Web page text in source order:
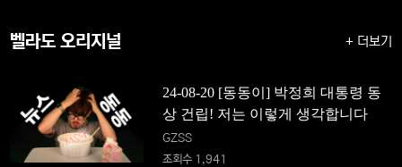
벨라도 오리지널 + 더보기
24-08-20 [동동이] 박정희 대통령 동
상 건립! 저는 이렇게 생각합니다
GZSS
조회수 1,941